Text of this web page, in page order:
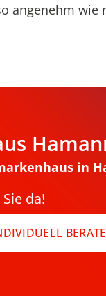
angenehm wie
in
da!